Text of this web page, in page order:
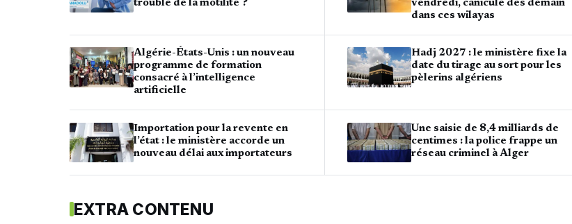
trouble de la motilité ?
Algérie-États-Unis : un nouveau
programme de formation
consacré à l’intelligence
artificielle
Importation pour la revente en
l’état : le ministère accorde un
nouveau délai aux importateurs
vendredi, canicule dès demain
dans ces wilayas
Hadj 2027 : le ministère fixe la
date du tirage au sort pour les
pèlerins algériens
Une saisie de 8,4 milliards de
centimes : la police frappe un
réseau criminel à Alger
EXTRA CONTENU